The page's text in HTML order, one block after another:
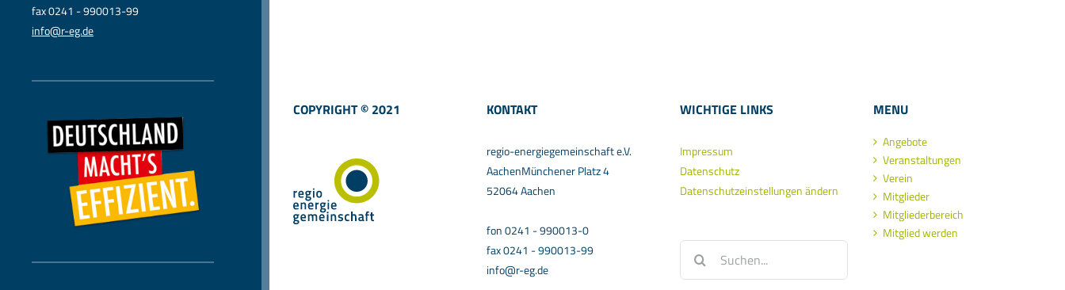
fax 0241 - 990013-99
info@r-eg.de
COPYRIGHT © 2021 KONTAKT
regio-energiegemeinschaft e.V.
AachenMünchener Platz 4
52064 Aachen
fon 0241 - 990013-0
fax 0241 - 990013-99
info@r-eg.de
WICHTIGE LINKS
Impressum
Datenschutz
Datenschutzeinstellungen ändern
nach:
MENU
Angebote
Veranstaltungen
Verein
Mitglieder
Mitgliederbereich
Mitglied werden